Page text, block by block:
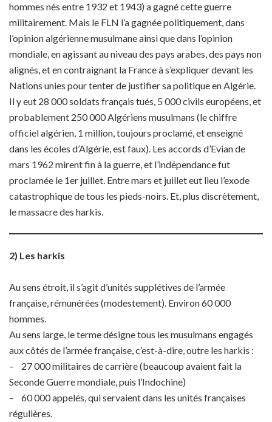
hommes nés entre 1932 et 1943) a gagné cette guerre
militairement. Mais le FLN l’a gagnée politiquement, dans
l’opinion algérienne musulmane ainsi que dans l’opinion
mondiale, en agissant au niveau des pays arabes, des pays non
alignés, et en contraignant la France à s’expliquer devant les
Nations unies pour tenter de justifier sa politique en Algérie.
Il y eut 28 000 soldats français tués, 5 000 civils européens, et
probablement 250 000 Algériens musulmans (le chiffre
officiel algérien, 1 million, toujours proclamé, et enseigné
dans les écoles d’Algérie, est faux). Les accords d’Evian de
mars 1962 mirent fin à la guerre, et l’indépendance fut
proclamée le 1er juillet. Entre mars et juillet eut lieu l’exode
catastrophique de tous les pieds-noirs. Et, plus discrètement,
le massacre des harkis.
2) Les harkis
Au sens étroit, il s’agit d’unités supplétives de l’armée
française, rémunérées (modestement). Environ 60 000
hommes.
Au sens large, le terme désigne tous les musulmans engagés
aux côtés de l’armée française, c’est-à-dire, outre les harkis :
– 27 000 militaires de carrière (beaucoup avaient fait la
Seconde Guerre mondiale, puis l’Indochine)
– 60 000 appelés, qui servaient dans les unités françaises
régulières.